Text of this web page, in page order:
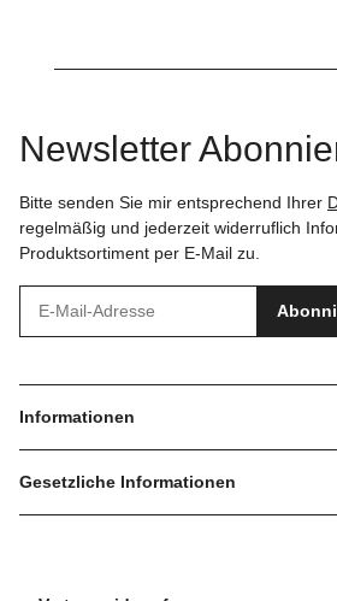
Newsletter
Bitte senden Sie mir entsprechend Ihrer
regelmäßig und jederzeit widerruflich
Produktsortiment per E-Mail zu.
Informationen
Gesetzliche Informationen